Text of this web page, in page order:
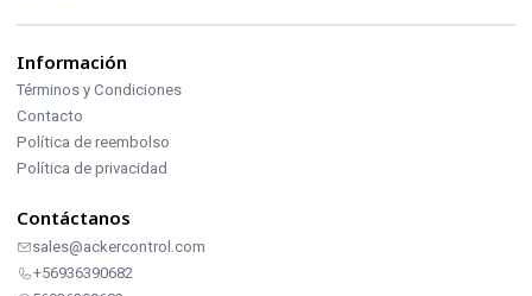
Información
Términos y Condiciones
Contacto
Política de reembolso
Política de privacidad
Contáctanos
sales@ackercontrol.com
+56936390682